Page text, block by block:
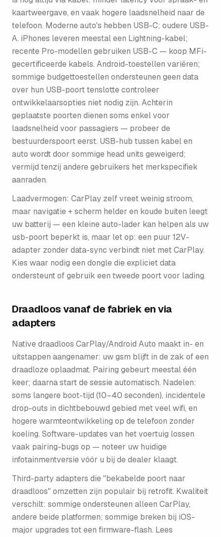
kaartweergave, en vaak hogere laadsnelheid naar de
telefoon. Moderne auto's hebben USB-C; oudere USB-
A. iPhones leveren meestal een Lightning-kabel;
recente Pro-modellen gebruiken USB-C — koop MFi-
gecertificeerde kabels. Android-toestellen variëren;
sommige budgettoestellen ondersteunen geen data
over hun USB-poort tenslotte controleer
ontwikkelaarsopties niet nodig zijn. Achterin
geplaatste poorten dienen soms enkel voor
laadsnelheid voor passagiers — probeer de
bestuurderspoort eerst. USB-hub tussen kabel en
auto wordt door sommige head units geweigerd;
vermijd tenzij andere gebruikers het merkspecifiek
aanraden.
Laadvermogen: CarPlay zelf vreet weinig stroom,
maar navigatie + scherm helder en koude buiten leegt
uw batterij — een kleine auto-lader kan helpen als uw
usb-poort beperkt is, maar let op: een puur 12V-
adapter zonder data-sync verbindt niet met CarPlay.
Kies waar nodig een dongle die expliciet data
ondersteunt of gebruik een tweede poort voor lading.
Draadloos vanaf de fabriek en via
adapters
Native draadloos CarPlay/Android Auto maakt in- en
uitstappen aangenamer: uw gsm blijft in de zak of een
draadloze oplaadmat. Pairing gebeurt meestal één
keer; daarna start de sessie automatisch. Nadelen:
soms langere boot-tijd (10–40 seconden), incidentele
drop-outs in dichtbebouwd gebied met veel wifi, en
hogere warmteontwikkeling op de telefoon zonder
koeling. Software-updates van het voertuig lossen
vaak pairing-bugs op — noteer uw huidige
infotainmentversie vóór u bij de dealer klaagt.
Third-party adapters die "bekabelde poort naar
draadloos" omzetten zijn populair bij retrofit. Kwaliteit
verschilt: sommige ondersteunen alleen CarPlay,
andere beide platformen; sommige breken bij iOS-
major upgrades tot een firmware-flash. Lees